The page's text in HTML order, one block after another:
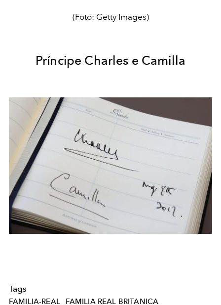
(Foto: Getty Images)
Príncipe Charles e Camilla
Tags
FAMILIA-REAL
FAMILIA REAL BRITANICA